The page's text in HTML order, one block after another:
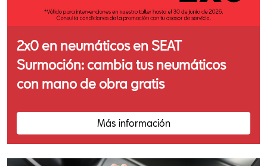
2x0 en neumáticos en SEAT
Surmoción: cambia tus neumáticos
con mano de obra gratis
Más información